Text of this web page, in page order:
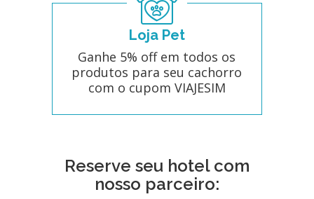
Loja Pet
Ganhe 5% off em todos os
produtos para seu cachorro
com o cupom VIAJESIM
Reserve seu hotel com
nosso parceiro: